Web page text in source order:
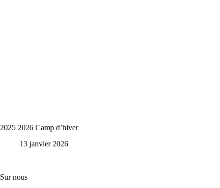
2025 2026 Camp d’hiver
13 janvier 2026
Sur nous